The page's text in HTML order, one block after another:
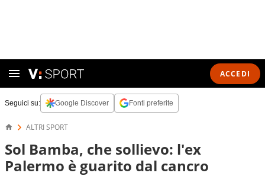
ACCEDI
Seguici su: Google Discover Fonti preferite
ALTRI SPORT
Sol Bamba, che sollievo: l'ex
Palermo è guarito dal cancro